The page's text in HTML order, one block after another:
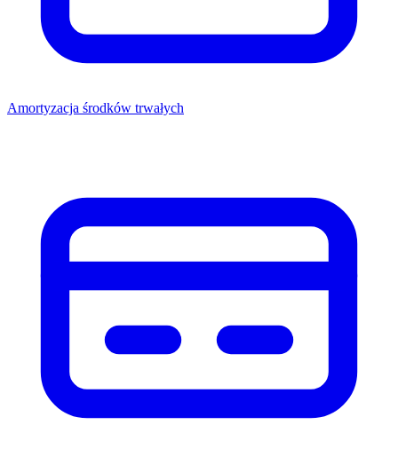
Amortyzacja środków trwałych